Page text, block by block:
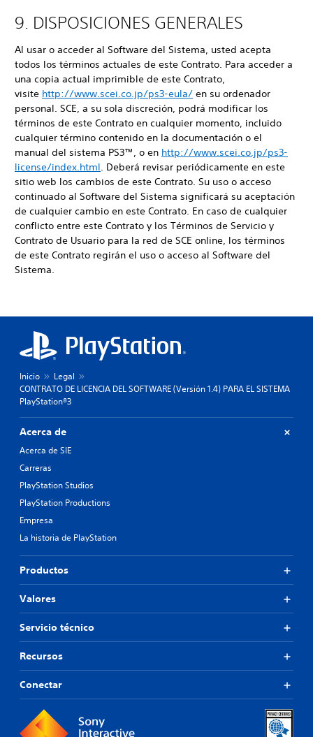
9. DISPOSICIONES GENERALES
Al usar o acceder al Software del Sistema, usted acepta
todos los términos actuales de este Contrato. Para acceder a
una copia actual imprimible de este Contrato,
visite http://www.scei.co.jp/ps3-eula/ en su ordenador
personal. SCE, a su sola discreción, podrá modificar los
términos de este Contrato en cualquier momento, incluido
cualquier término contenido en la documentación o el
manual del sistema PS3™, o en http://www.scei.co.jp/ps3-
license/index.html. Deberá revisar periódicamente en este
sitio web los cambios de este Contrato. Su uso o acceso
continuado al Software del Sistema significará su aceptación
de cualquier cambio en este Contrato. En caso de cualquier
conflicto entre este Contrato y los Términos de Servicio y
Contrato de Usuario para la red de SCE online, los términos
de este Contrato regirán el uso o acceso al Software del
Sistema.
Inicio
Legal
CONTRATO DE LICENCIA DEL SOFTWARE (Versión 1.4) PARA EL SISTEMA
PlayStation®3
Acerca de
Acerca de SIE
Carreras
PlayStation Studios
PlayStation Productions
Empresa
La historia de PlayStation
Productos
Valores
Servicio técnico
Recursos
Conectar